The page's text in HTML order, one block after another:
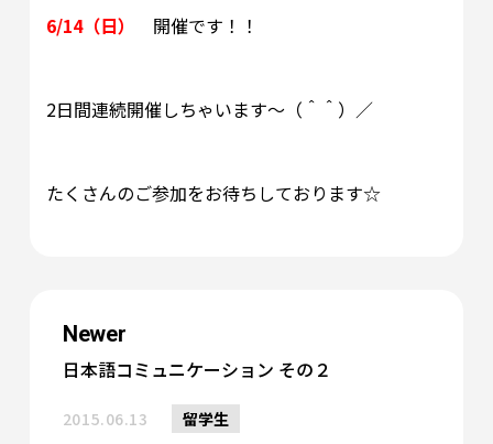
6/14（日） 開催です！！
2日間連続開催しちゃいます～（＾＾）／
たくさんのご参加をお待ちしております☆
Newer
日本語コミュニケーション その２
2015.06.13 留学生